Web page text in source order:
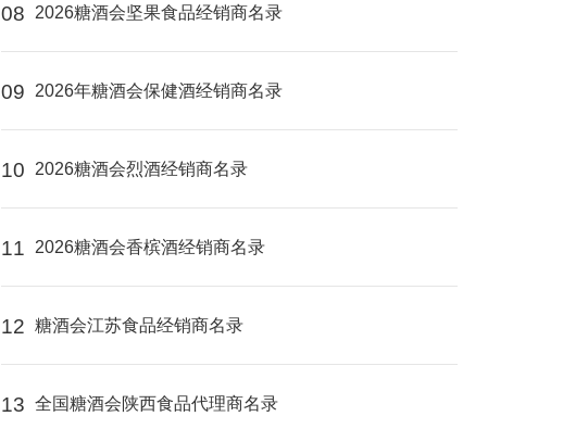
08 2026糖酒会坚果食品经销商名录
09 2026年糖酒会保健酒经销商名录
10 2026糖酒会烈酒经销商名录
11 2026糖酒会香槟酒经销商名录
12 糖酒会江苏食品经销商名录
13 全国糖酒会陕西食品代理商名录